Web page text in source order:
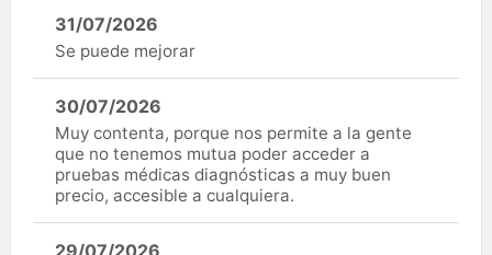
31/07/2026
Se puede mejorar
30/07/2026
Muy contenta, porque nos permite a la gente
que no tenemos mutua poder acceder a
pruebas médicas diagnósticas a muy buen
precio, accesible a cualquiera.
29/07/2026